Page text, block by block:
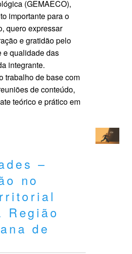
(GEMAECO),
importante para o
quero expressar
e gratidão pelo
e qualidade das
integrante.
trabalho de base com
de conteúdo,
teórico e prático em
–
no
Região
de